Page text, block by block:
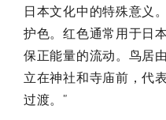
日本文化中的特殊意义
护色。红色通常用于日
保正能量的流动。鸟居
立在神社和寺庙前，代
过渡。"